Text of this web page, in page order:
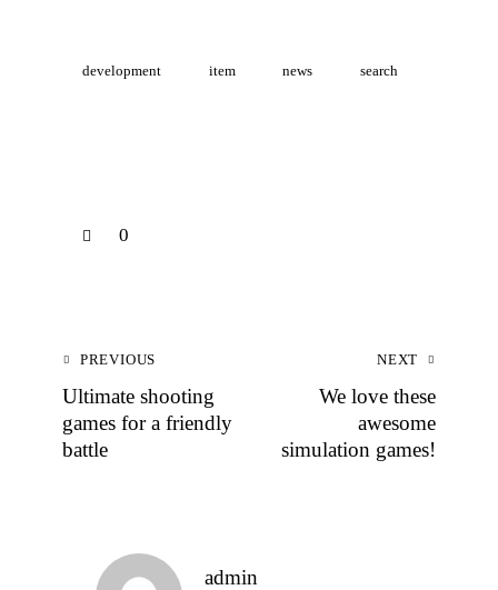
development item news search
0
PREVIOUS
Ultimate shooting
games for a friendly
battle
NEXT
We love these
awesome
simulation games!
admin